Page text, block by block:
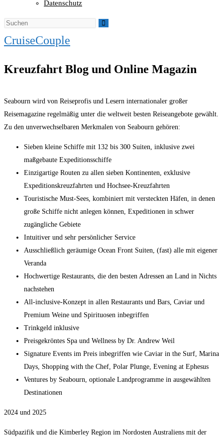
Datenschutz
CruiseCouple
Kreuzfahrt Blog und Online Magazin
Seabourn wird von Reiseprofis und Lesern internationaler großer
Reisemagazine regelmäßig unter die weltweit besten Reiseangebote gewählt.
Zu den unverwechselbaren Merkmalen von Seabourn gehören:
Sieben kleine Schiffe mit 132 bis 300 Suiten, inklusive zwei
maßgebaute Expeditionsschiffe
Einzigartige Routen zu allen sieben Kontinenten, exklusive
Expeditionskreuzfahrten und Hochsee-Kreuzfahrten
Touristische Must-Sees, kombiniert mit versteckten Häfen, in denen
große Schiffe nicht anlegen können, Expeditionen in schwer
zugängliche Gebiete
Intuitiver und sehr persönlicher Service
Ausschließlich geräumige Ocean Front Suiten, (fast) alle mit eigener
Veranda
Hochwertige Restaurants, die den besten Adressen an Land in Nichts
nachstehen
All-inclusive-Konzept in allen Restaurants und Bars, Caviar und
Premium Weine und Spirituosen inbegriffen
Trinkgeld inklusive
Preisgekröntes Spa und Wellness by Dr. Andrew Weil
Signature Events im Preis inbegriffen wie Caviar in the Surf, Marina
Days, Shopping with the Chef, Polar Plunge, Evening at Ephesus
Ventures by Seabourn, optionale Landprogramme in ausgewählten
Destinationen
2024 und 2025
Südpazifik und die Kimberley Region im Nordosten Australiens mit der